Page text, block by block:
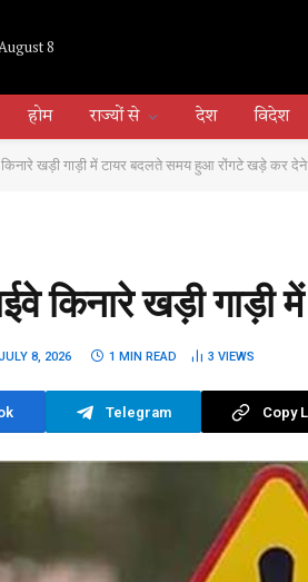
8
होम राज्यों से देश विदेश
किनारे खड़ी गाड़ी में टायर बदलते समय हुआ रोंगटे खड़े कर देने
किनारे खड़ी
JULY 8, 2026 1 MIN READ 3VIEWS
Telegram Copy